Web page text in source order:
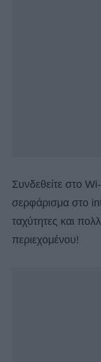
Συνδεθείτε στο
σερφάρισμα στo
ταχύτητες και
περιεχομένου!